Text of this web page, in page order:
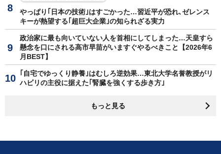
やっぱり｢日本の技術｣はすごかった…習近平が恐れ､ゼレンス
キーが熱望する｢超巨大企業｣の知られざる実力
政治家に最も向いていない人を首相にしてしまった…天皇すら
懸念を口にされる高市早苗がいますぐやるべきこと【2026年6
月BEST】
｢自宅でゆっくり静養｣はむしろ逆効果…東北大学名誉教授がリ
ハビリの主役に据えた｢腎臓を強くする歩き方｣
もっと見る